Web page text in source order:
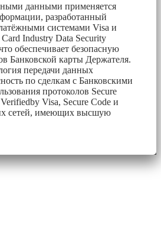
данными применяется
разработанный
системами Visa и
Industry Data Security
обеспечивает безопасную
Банковской карты Держателя.
передачи данных
по сделкам с Банковскими
протоколов Secure
Visa, Secure Code и
сетей, имеющих высшую